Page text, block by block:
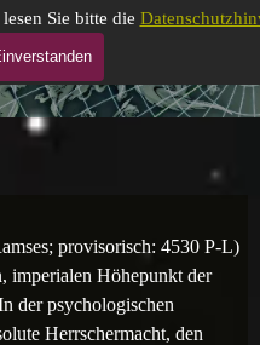
Sie bitte die
(DAV)
provisorisch: 4530 P-L)
imperialen Höhepunkt der
der psychologischen
Herrschermacht, den